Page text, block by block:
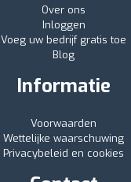
Over ons
Inloggen
Voeg uw bedrijf gratis toe
Blog
Informatie
Voorwaarden
Wettelijke waarschuwing
Privacybeleid en cookies